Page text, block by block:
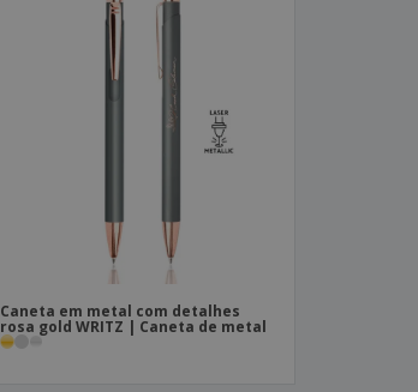
Caneta em metal com detalhes
rosa gold WRITZ | Caneta de metal